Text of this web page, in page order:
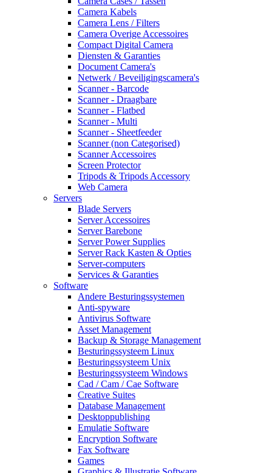
Camera Kabels
Camera Lens / Filters
Camera Overige Accessoires
Compact Digital Camera
Diensten & Garanties
Document Camera's
Netwerk / Beveiligingscamera's
Scanner - Barcode
Scanner - Draagbare
Scanner - Flatbed
Scanner - Multi
Scanner - Sheetfeeder
Scanner (non Categorised)
Scanner Accessoires
Screen Protector
Tripods & Tripods Accessory
Web Camera
Servers
Blade Servers
Server Accessoires
Server Barebone
Server Power Supplies
Server Rack Kasten & Opties
Server-computers
Services & Garanties
Software
Andere Besturingssystemen
Anti-spyware
Antivirus Software
Asset Management
Backup & Storage Management
Besturingssysteem Linux
Besturingssysteem Unix
Besturingssysteem Windows
Cad / Cam / Cae Software
Creative Suites
Database Management
Desktoppublishing
Emulatie Software
Encryption Software
Fax Software
Games